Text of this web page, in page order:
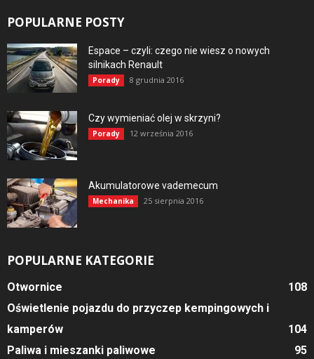
POPULARNE POSTY
Espace – czyli: czego nie wiesz o nowych
silnikach Renault
Porady 8 grudnia 2016
Czy wymieniać olej w skrzyni?
Porady 12 września 2016
Akumulatorowe vademecum
Mechanika 25 sierpnia 2016
POPULARNE KATEGORIE
Otwornice
108
Oświetlenie pojazdu do przyczep kempingowych i
kamperów
104
Paliwa i mieszanki paliwowe
95